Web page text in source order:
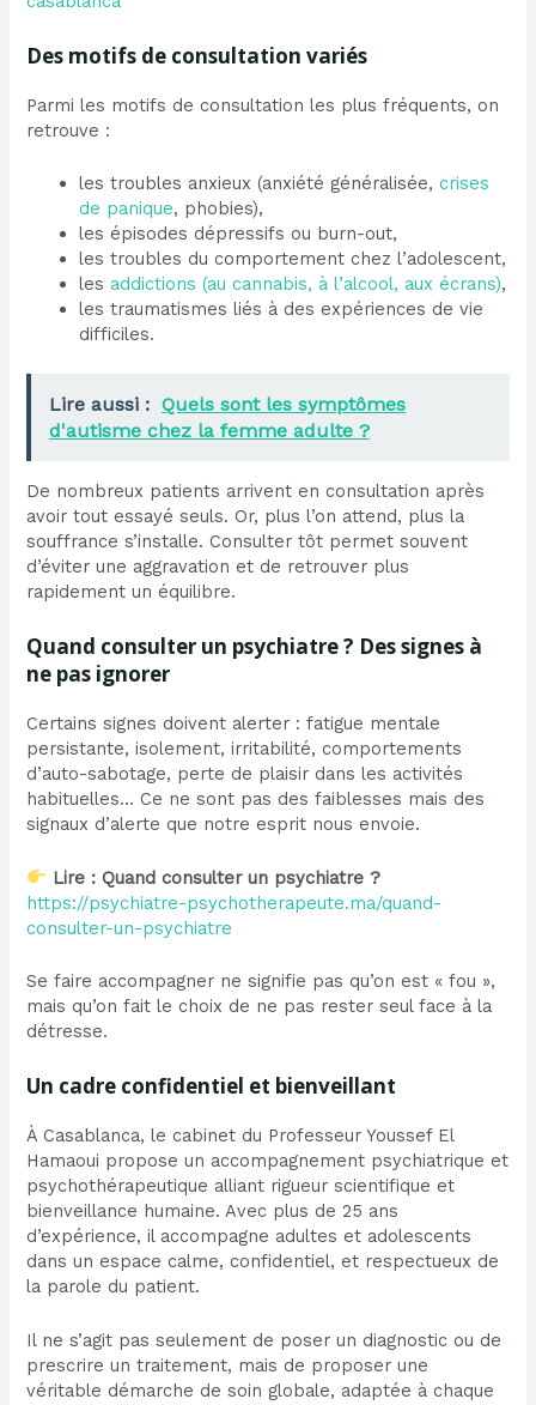
Des motifs de consultation variés
Parmi les motifs de consultation les plus fréquents, on
retrouve :
les troubles anxieux (anxiété généralisée,crises
de panique, phobies),
les épisodes dépressifs ou burn-out,
les troubles du comportement chez l’adolescent,
les addictions (au cannabis, à l’alcool, aux écrans),
les traumatismes liés à des expériences de vie
difficiles.
Lire aussi : Quels sont les symptômes
d'autisme chez la femme adulte ?
De nombreux patients arrivent en consultation après
avoir tout essayé seuls. Or, plus l’on attend, plus la
souffrance s’installe. Consulter tôt permet souvent
d’éviter une aggravation et de retrouver plus
rapidement un équilibre.
Quand consulter un psychiatre ? Des signes à
ne pas ignorer
Certains signes doivent alerter : fatigue mentale
persistante, isolement, irritabilité, comportements
d’auto-sabotage, perte de plaisir dans les activités
habituelles… Ce ne sont pas des faiblesses mais des
signaux d’alerte que notre esprit nous envoie.
Lire : Quand consulter un psychiatre ?
https://psychiatre-psychotherapeute.ma/quand-
consulter-un-psychiatre
Se faire accompagner ne signifie pas qu’on est « fou »,
mais qu’on fait le choix de ne pas rester seul face à la
détresse.
Un cadre confidentiel et bienveillant
À Casablanca, le cabinet du Professeur Youssef El
Hamaoui propose un accompagnement psychiatrique et
psychothérapeutique alliant rigueur scientifique et
bienveillance humaine. Avec plus de 25 ans
d’expérience, il accompagne adultes et adolescents
dans un espace calme, confidentiel, et respectueux de
la parole du patient.
Il ne s’agit pas seulement de poser un diagnostic ou de
prescrire un traitement, mais de proposer une
véritable démarche de soin globale, adaptée à chaque